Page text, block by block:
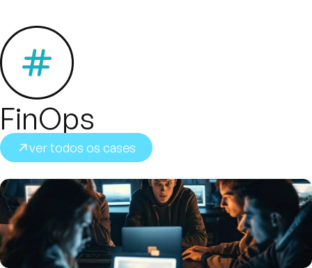
FinOps
ver todos os cases